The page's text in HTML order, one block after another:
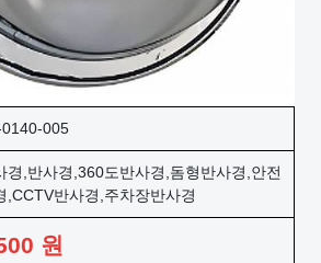
005
경,반사경,360도반사경,돔형반사경,안전
,CCTV반사경,주차장반사경
원